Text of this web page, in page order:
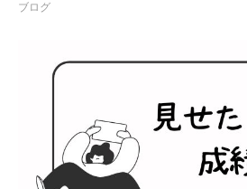
ブログ